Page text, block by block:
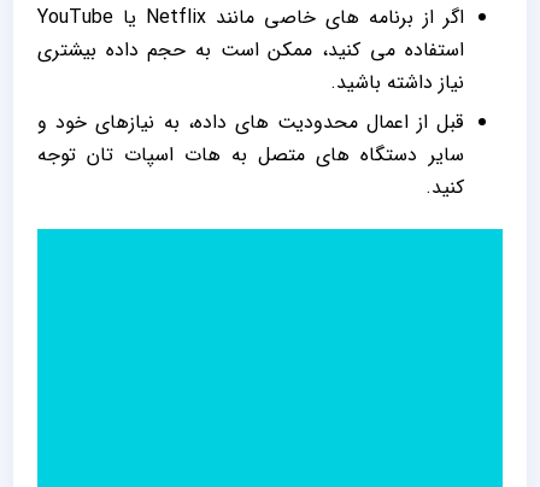
اگر از برنامه های خاصی مانند Netflix یا YouTube
استفاده می کنید، ممکن است به حجم داده بیشتری
نیاز داشته باشید.
قبل از اعمال محدودیت های داده، به نیازهای خود و
سایر دستگاه های متصل به هات اسپات تان توجه
کنید.